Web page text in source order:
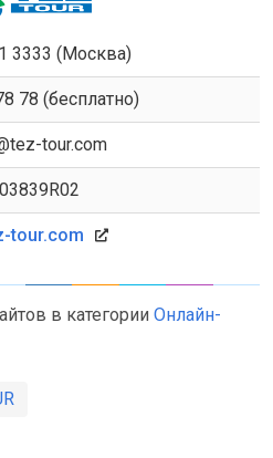
3333 (Москва)
78 (бесплатно)
tour.com
tour.com
в категории Онлайн-